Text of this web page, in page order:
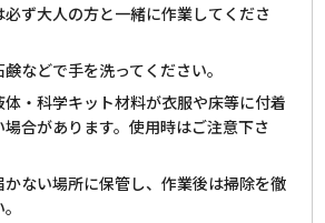
ず大人の方と一緒に作業してくださ
などで手を洗ってください。
・科学キット材料が衣服や床等に付着
合があります。使用時はご注意下さ
ない場所に保管し、作業後は掃除を徹